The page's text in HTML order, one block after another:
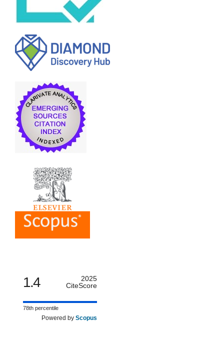
1.4
2025
CiteScore
78th percentile
Powered by Scopus